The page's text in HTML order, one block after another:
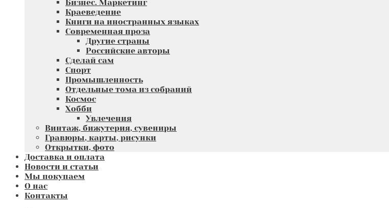
Бизнес. Маркетинг
Краеведение
Книги на иностранных языках
Современная проза
Другие страны
Российские авторы
Сделай сам
Спорт
Промышленность
Отдельные тома из собраний
Космос
Хобби
Увлечения
Винтаж, бижутерия, сувениры
Гравюры, карты, рисунки
Открытки, фото
Доставка и оплата
Новости и статьи
Мы покупаем
О нас
Контакты